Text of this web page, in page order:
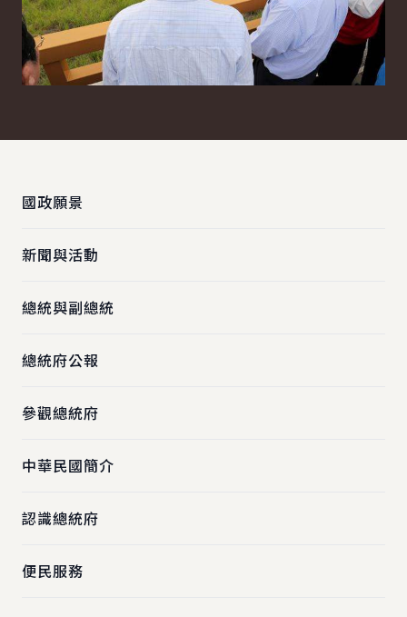
國政願景
新聞與活動
總統與副總統
總統府公報
參觀總統府
中華民國簡介
認識總統府
便民服務